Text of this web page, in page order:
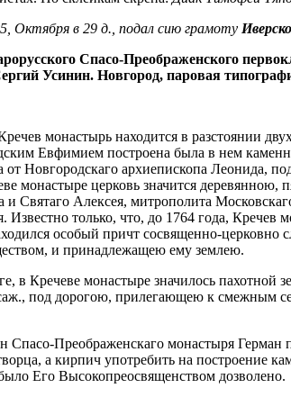
Октября в 29 д., подал сию грамоту
Спасо-Преображенского
Усинин. Новгород, паровая
монастырь находится в разстоянии
Евфимием построена была в нем
от Новгородскаго архиепископа Леонида,
монастыре церковь значится
и Святаго Алексея, митрополита
Известно только, что, до 1764 года,
особый причт сосвященно-
и принадлежащею ему землею.
в Кречеве монастыре значилось пахотной
под дорогою, прилегающею к смежным
Спасо-Преображенскаго монастыря
а кирпич употребить на построение
Его Высокопреосвященством дозволено.